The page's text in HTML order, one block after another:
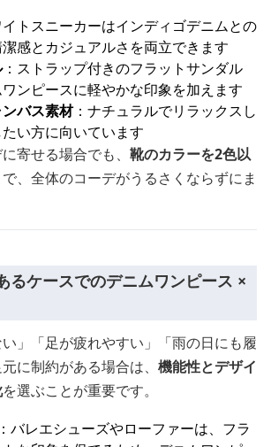
イトスニーカーはインディゴデニムとの
感とカジュアルさを両立できます
：ストラップ付きのフラットサンダル
ンピースに軽やかな印象を加えます
バス素材：ナチュラルでリラックスし
い方に向いています
寄せる場合でも、 靴のカラーを2色以
で、全体のコーデがうるさくならずにま
るケースでのデニムワンピース ×
い」「足が疲れやすい」「雨の日にも履
に制約がある場合は、 機能性とデザイ
を選ぶことが重要です。
：バレエシューズやローファーは、フラ